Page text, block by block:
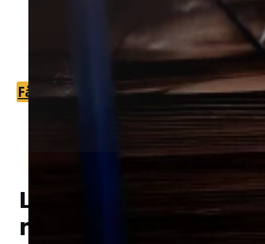
Få hjælp til at begrænse
muldvarpeskud og skåne din have
Få et tilbud +45 51 90 85 46
Lokal bekæmpelse
muldvarpe